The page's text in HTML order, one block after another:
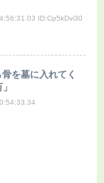
ID:Cp5kDvi30
を墓に入れてく